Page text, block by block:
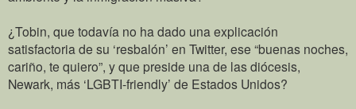
¿Tobin, que todavía no ha dado una explicación
satisfactoria de su ‘resbalón’ en Twitter, ese “buenas noches,
cariño, te quiero”, y que preside una de las diócesis,
Newark, más ‘LGBTI-friendly’ de Estados Unidos?